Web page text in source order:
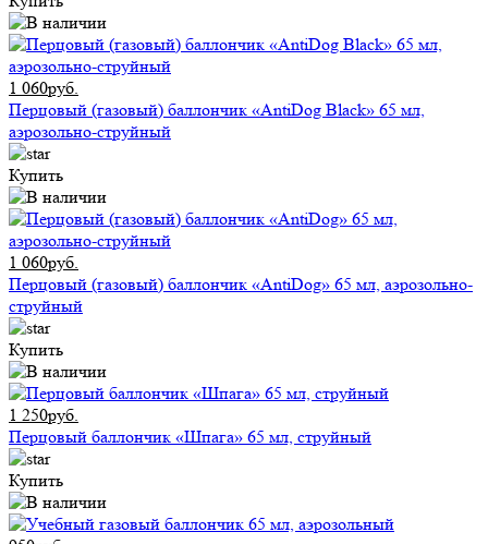
1 060руб.
Перцовый (газовый) баллончик «AntiDog Black» 65 мл,
аэрозольно-струйный
Купить
1 060руб.
Перцовый (газовый) баллончик «AntiDog» 65 мл, аэрозольно-
струйный
Купить
1 250руб.
Перцовый баллончик «Шпага» 65 мл, струйный
Купить